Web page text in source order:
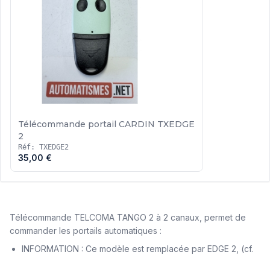
Télécommande portail CARDIN TXEDGE
2
Réf: TXEDGE2
35,00 €
Télécommande TELCOMA TANGO 2 à 2 canaux, permet de
commander les portails automatiques :
INFORMATION : Ce modèle est remplacée par EDGE 2, (cf.